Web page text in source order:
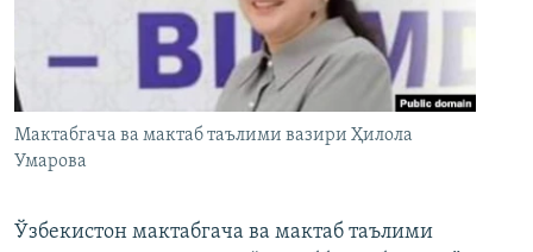
Мактабгача ва мактаб таълими вазири Ҳилола
Умарова
Ўзбекистон мактабгача ва мактаб таълими